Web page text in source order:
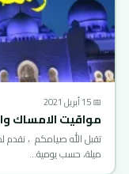
📅 15 أبريل 2021
مواقيت الامساك
ميلة، حسب يومية…